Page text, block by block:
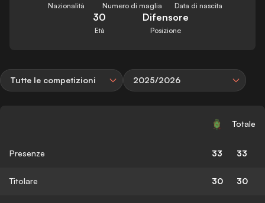
Nazionalità Numero di maglia Data di nascita
30
Età
Difensore
Posizione
Tutte le competizioni 2025/2026
Totale
Presenze 33 33
Titolare 30 30